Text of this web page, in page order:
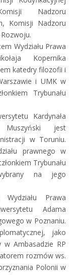
Nadzoru
Komisji Nadzoru
Wydziału Prawa
Kopernika
katedry filozofii i
i UMK w
Trybunału
Kardynała
Muszyński jest
w Toruniu.
prawnego w
Trybunału
na jego
Prawa
Adama
w Poznaniu.
jako
Ambasadzie RP
rozmów ws.
Polonii w